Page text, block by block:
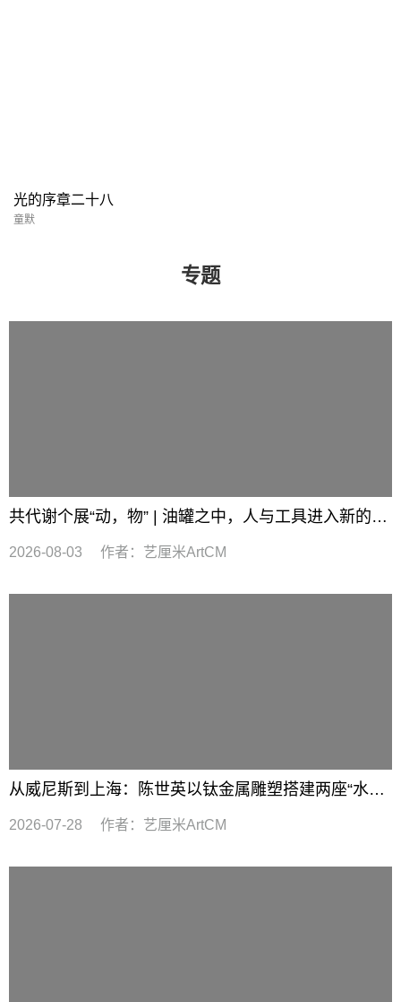
光的序章二十八
童默
专题
共代谢个展“动，物” | 油罐之中，人与工具进入新的关系
2026-08-03 作者： 艺厘米ArtCM
从威尼斯到上海：陈世英以钛金属雕塑搭建两座“水畔”城市的艺术对话
2026-07-28 作者： 艺厘米ArtCM